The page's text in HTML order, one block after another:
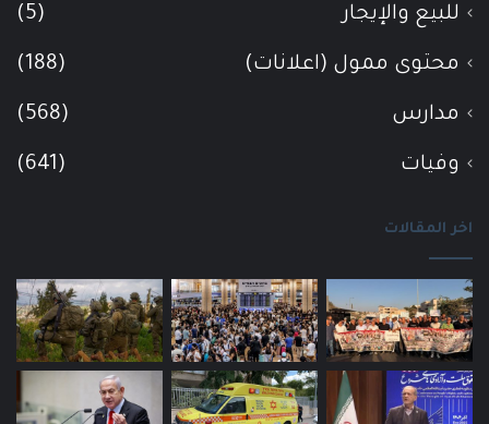
للبيع والإيجار (5)
محتوى ممول (اعلانات) (188)
مدارس (568)
وفيات (641)
اخر المقالات